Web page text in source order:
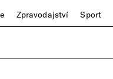
Zpravodajství Sport